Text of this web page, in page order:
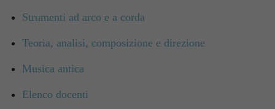
Strumenti ad arco e a corda
Teoria, analisi, composizione e direzione
Musica antica
Elenco docenti